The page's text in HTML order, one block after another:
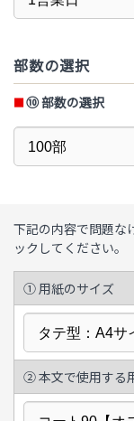
部数の選択
⑩部数の選択
下記の内容で問題な
ックしてください。
① 用紙のサイズ
② 本文で使用する